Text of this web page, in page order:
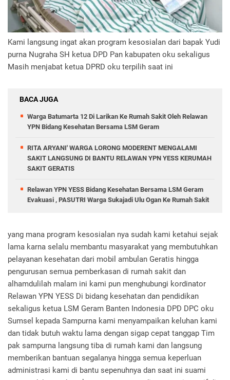
Kami langsung ingat akan program kesosialan dari bapak Yudi
purna Nugraha SH ketua DPD Pan kabupaten oku sekaligus
Masih menjabat ketua DPRD oku terpilih saat ini
BACA JUGA
Warga Batumarta 12 Di Larikan Ke Rumah Sakit Oleh Relawan
YPN Bidang Kesehatan Bersama LSM Geram
RITA ARYANI' WARGA LORONG MODERENT MENGALAMI
SAKIT LANGSUNG DI BANTU RELAWAN YPN YESS KERUMAH
SAKIT GERATIS
Relawan YPN YESS Bidang Kesehatan Bersama LSM Geram
Evakuasi , PASUTRI Warga Sukajadi Ulu Ogan Ke Rumah Sakit
yang mana program kesosialan nya sudah kami ketahui sejak
lama karna selalu membantu masyarakat yang membutuhkan
pelayanan kesehatan dari mobil ambulan Geratis hingga
pengurusan semua pemberkasan di rumah sakit dan
alhamdulilah malam ini kami pun menghubungi kordinator
Relawan YPN YESS Di bidang kesehatan dan pendidikan
sekaligus ketua LSM Geram Banten Indonesia DPD DPC oku
Sumsel kepada Sampurna kami menyampaikan keluhan kami
dan tidak butuh waktu lama dengan sigap cepat tanggap Tim
pak sampurna langsung tiba di rumah kami dan langsung
memberikan bantuan segalanya hingga semua keperluan
administrasi kami di bantu sepenuhnya dan saat ini suami